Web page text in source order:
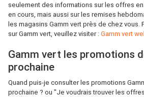
seulement des informations sur les offres
en cours, mais aussi sur les remises
les magasins Gamm vert près de chez vous.
sur Gamm vert, veuillez visiter : Gamm vert
Gamm vert les promotions
prochaine
Quand puis-je consulter les promotions
prochaine ? ou "Je voudrais trouver les